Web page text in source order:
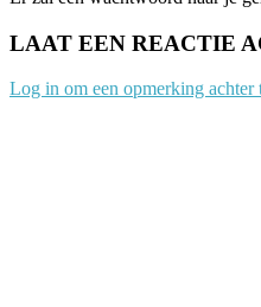
LAAT EEN REACTIE
Log in om een opmerking achter